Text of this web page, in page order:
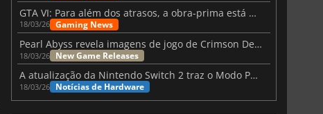
GTA VI: Para além dos atrasos, a obra-prima está quase a chegar
18/03/26 Gaming News
Pearl Abyss revela imagens de jogo de Crimson Desert para a PS5
18/03/26 New Game Releases
A atualização da Nintendo Switch 2 traz o Modo Portátil aos jogos mais antigos da Switch
18/03/26 Notícias de Hardware